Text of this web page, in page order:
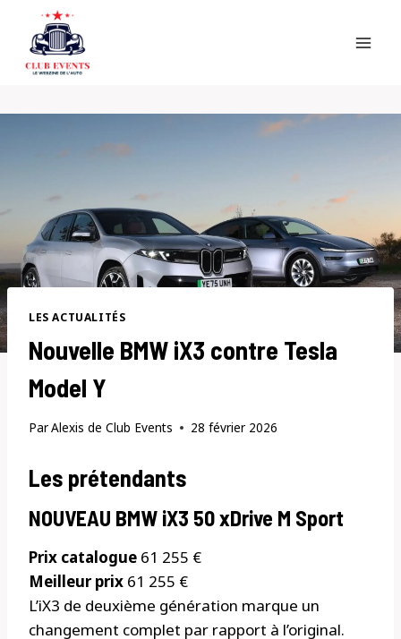
content
LES ACTUALITÉS
Nouvelle BMW iX3 contre Tesla
Model Y
ParAlexis de Club Events 28 février 2026
Les prétendants
NOUVEAU BMW iX3 50 xDrive M Sport
Prix ​​catalogue 61 255 €
Meilleur prix 61 255 €
L’iX3 de deuxième génération marque un
changement complet par rapport à l’original.